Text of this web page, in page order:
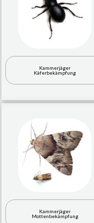
Kammerjäger
Käferbekämpfung
Kammerjäger
Mottenbekämpfung